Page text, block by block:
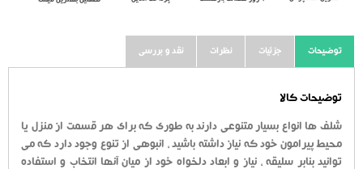
توضیحات جزئیات نظرات نقد و بررسی
توضیحات کالا
شلف ها انواع بسیار متنوعی دارند به طوری که برای هر قسمت از منزل یا
محیط پیرامون خود که نیاز داشته باشید ، انبوهی از تنوع وجود دارد که می
توانید بنابر سلیقه ، نیاز و ابعاد دلخواه خود از میان آنها انتخاب و استفاده